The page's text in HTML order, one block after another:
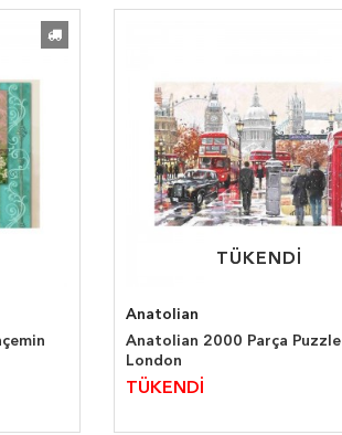
TÜKENDİ
TÜKENDİ
Anatolian
Anatolian 2000 Parça Puzzle
London
TÜKENDİ